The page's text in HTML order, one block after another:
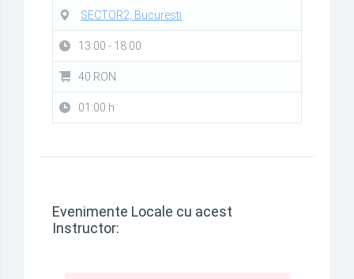
SECTOR2, Bucuresti
13:00 - 18:00
40 RON
01:00 h
Evenimente Locale cu acest
Instructor: